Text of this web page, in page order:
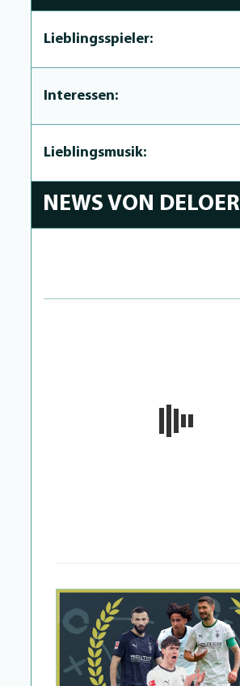
Lieblingsspieler:
Interessen:
Lieblingsmusik:
NEWS VON DELOER